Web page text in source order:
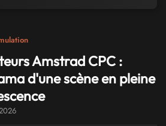
Amstrad CPC :
d'une scène en pleine